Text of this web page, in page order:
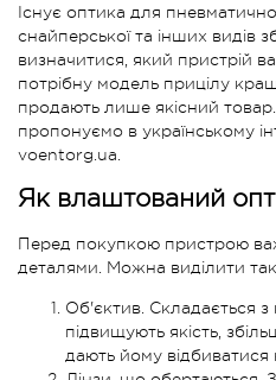
Існує оптика для
снайперської та інших видів
визначитися, який пристрій
потрібну модель прицілу
продають лише якісний
пропонуємо в українському
voentorg.ua.
Як влаштований
Перед покупкою пристрою
деталями. Можна виділити
Об'єктив. Складається з
підвищують якість,
дають йому відбиватися